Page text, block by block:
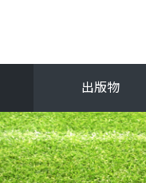
関西選手権
出版物